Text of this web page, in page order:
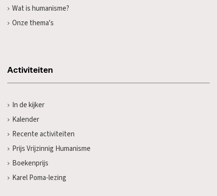
Wat is humanisme?
Onze thema's
Activiteiten
In de kijker
Kalender
Recente activiteiten
Prijs Vrijzinnig Humanisme
Boekenprijs
Karel Poma-lezing